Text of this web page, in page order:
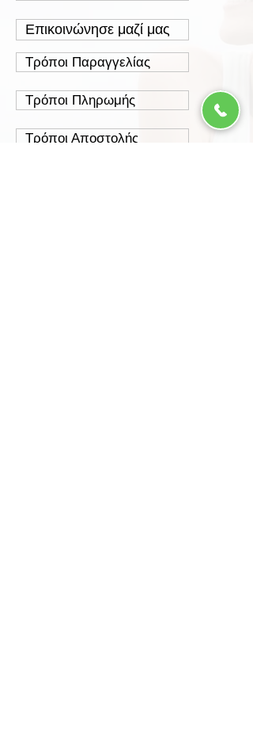
Επικοινώνησε μαζί μας
Τρόποι Παραγγελίας
Τρόποι Πληρωμής
Τρόποι Αποστολής